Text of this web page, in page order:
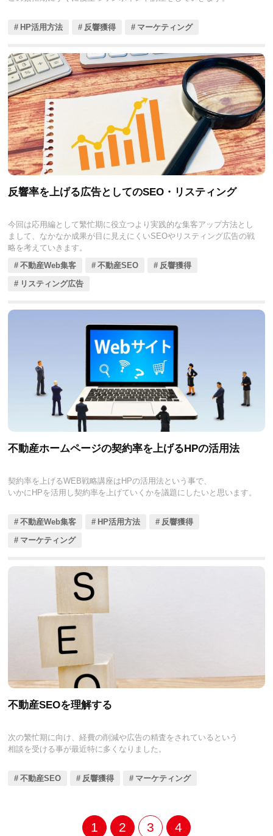
HP活用方法 反響獲得 マーケティング
反響率を上げる広告としてのSEO・リスティング
今回は応用編として繁忙期に役立つより実践的な集客アップ方法とし
まして、なかなか成果が目に見えにくいSEOやリスティング広告の戦
略を考えていきます。
不動産Web集客
不動産SEO
反響獲得
リスティング広告
不動産ホームページの契約率を上げるHPの活用法
契約率を上げるWEB戦略講座はHPの活用法という事で、
いかにHPを活用し契約率を上げていくかを議題にしたいと思います。
不動産Web集客 HP活用方法
反響獲得
マーケティング
不動産SEOを理解する
次の繁忙期に向け、経費の削減や広告の精査をされているという
相談を受ける事が最近特に多くなりました。
不動産SEO 反響獲得 マーケティング
1 2 3 4